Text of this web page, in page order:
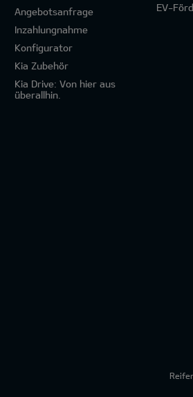
Angebotsanfrage
Inzahlungnahme
Konfigurator
Kia Zubehör
Kia Drive: Von hier aus
überallhin.
EV-